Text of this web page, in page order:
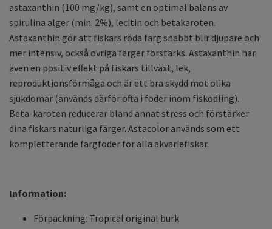
astaxanthin (100 mg/kg), samt en optimal balans av
spirulina alger (min. 2%), lecitin och betakaroten.
Astaxanthin gör att fiskars röda färg snabbt blir djupare och
mer intensiv, också övriga färger förstärks. Astaxanthin har
även en positiv effekt på fiskars tillväxt, lek,
reproduktionsförmåga och är ett bra skydd mot olika
sjukdomar (används därför ofta i foder inom fiskodling).
Beta-karoten reducerar bland annat stress och förstärker
dina fiskars naturliga färger. Astacolor används som ett
kompletterande färgfoder för alla akvariefiskar.
Information:
Förpackning: Tropical original burk